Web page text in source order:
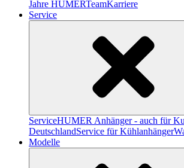
Jahre HUMERTeamKarriere
Service
ServiceHUMER Anhänger - auch für
DeutschlandService für Kühlanhänger
Modelle